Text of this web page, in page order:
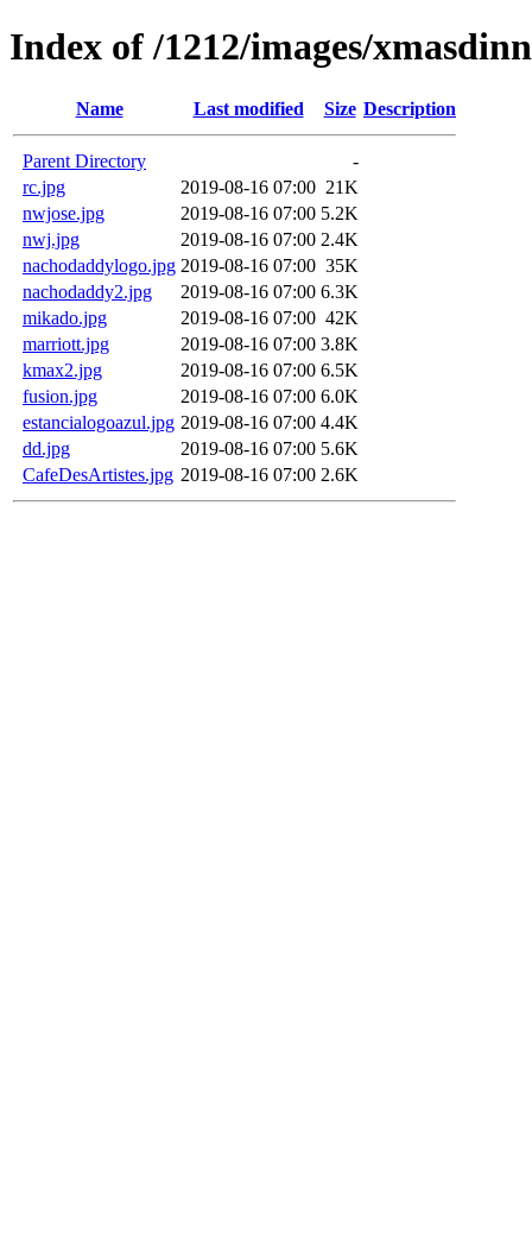
Index of /1212/images/
Name Last modified Size Description
Parent Directory
-
rc.jpg
2019-08-16 07:00 21K
nwjose.jpg
2019-08-16 07:00 5.2K
nwj.jpg
2019-08-16 07:00 2.4K
nachodaddylogo.jpg 2019-08-16 07:00 35K
nachodaddy2.jpg
2019-08-16 07:00 6.3K
mikado.jpg
2019-08-16 07:00 42K
marriott.jpg
2019-08-16 07:00 3.8K
kmax2.jpg
2019-08-16 07:00 6.5K
fusion.jpg
2019-08-16 07:00 6.0K
estancialogoazul.jpg 2019-08-16 07:00 4.4K
dd.jpg
2019-08-16 07:00 5.6K
CafeDesArtistes.jpg 2019-08-16 07:00 2.6K